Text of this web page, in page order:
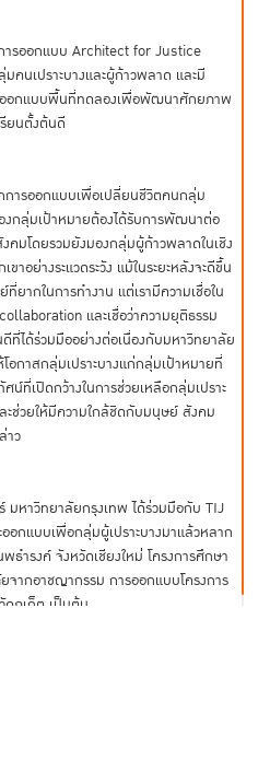
ารออกแบบ Architect for Justice
คนเปราะบางและผู้ก้าวพลาด และมี
ออกแบบพื้นที่ทดลองเพื่อพัฒนาศักยภาพ
รียนตั้งต้นดี
การออกแบบเพื่อเปลี่ยนชีวิตคนกลุ่ม
งกลุ่มเป้าหมายต้องได้รับการพัฒนาต่อ
คมโดยรวมยังมองกลุ่มผู้ก้าวพลาดในเชิง
าอย่างระแวดระวัง แม้ในระยะหลังจะดีขึ้น
ากในการทำงาน แต่เรามีความเชื่อใน
และเชื่อว่าความยุติธรรม
ที่ได้ร่วมมืออย่างต่อเนื่องกับมหาวิทยาลัย
อกาสกลุ่มเปราะบางแก่กลุ่มเป้าหมายที่
ที่เปิดกว้างในการช่วยเหลือกลุ่มเปราะ
ะช่วยให้มีความใกล้ชิดกับมนุษย์ สังคม
าว
หาวิทยาลัยกรุงเทพ ได้ร่วมมือกับ TIJ
อกแบบเพื่อกลุ่มผู้เปราะบางมาแล้วหลาก
ำรงค์ จังหวัดเชียงใหม่ โครงการศึกษา
ากอาชญากรรม การออกแบบโครงการ
ดภูเก็ต เป็นต้น